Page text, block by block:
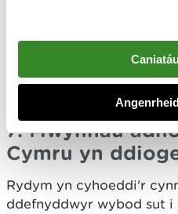
6. Dod o hyd i
Rydym yn cyhoeddi'r
ddefnyddwyr
7. Mwynhau
Cymru yn
Rydym yn cyhoeddi'r
ddefnyddwyr wybod sut